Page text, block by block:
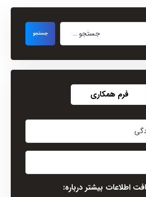
فرم همکاری
نام
(Required)
اطلاعات بیشتر درباره: